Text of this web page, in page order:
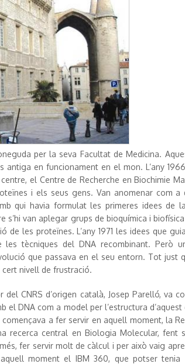
per la seva Facultat de Medicina.
en funcionament en el mon. L’any
el Centre de Recherche en Biochimie
i els seus gens. Van anomenar com a
qui havia formulat les primeres idees de
van aplegar grups de bioquímica i
de les proteïnes. L’any 1971 les idees que
les tècniques del DNA recombinant.
que passava en el seu entorn. Tot just
nivell de frustració.
del CNRS d’origen català, Josep Parelló, va
el DNA com a model per l’estructura
a fer servir en aquell moment, la
recerca central en Biologia Molecular, fent
fer servir molt de càlcul i per això vaig
moment el IBM 360, que potser